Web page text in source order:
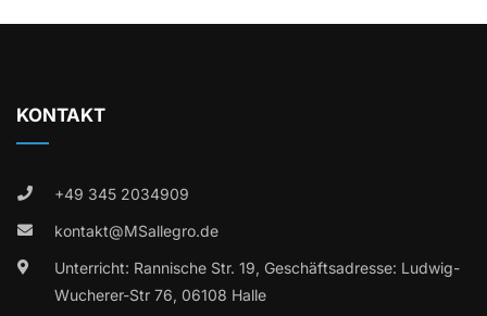
KONTAKT
+49 345 2034909
kontakt@MSallegro.de
Unterricht: Rannische Str. 19, Geschäftsadresse: Ludwig-
Wucherer-Str 76, 06108 Halle